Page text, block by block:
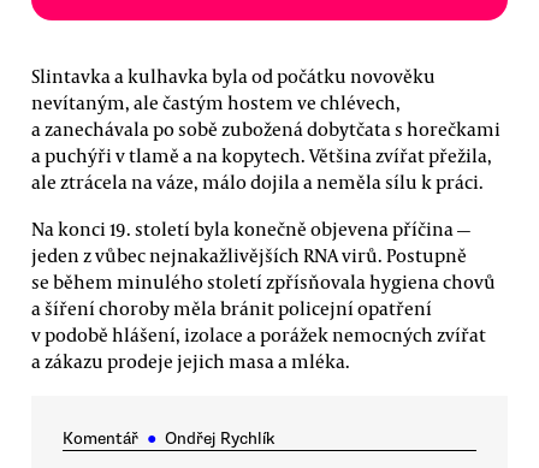
Slintavka a kulhavka byla od počátku novověku
nevítaným, ale častým hostem ve chlévech,
a zanechávala po sobě zubožená dobytčata s horečkami
a puchýři v tlamě a na kopytech. Většina zvířat přežila,
ale ztrácela na váze, málo dojila a neměla sílu k práci.
Na konci 19. století byla konečně objevena příčina —
jeden z vůbec nejnakažlivějších RNA virů. Postupně
se během minulého století zpřísňovala hygiena chovů
a šíření choroby měla bránit policejní opatření
v podobě hlášení, izolace a porážek nemocných zvířat
a zákazu prodeje jejich masa a mléka.
Komentář ● Ondřej Rychlík